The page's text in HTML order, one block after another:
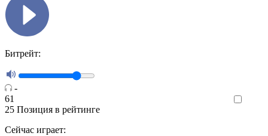
Битрейт:
-
61
25 Позиция в рейтинге
Сейчас играет: